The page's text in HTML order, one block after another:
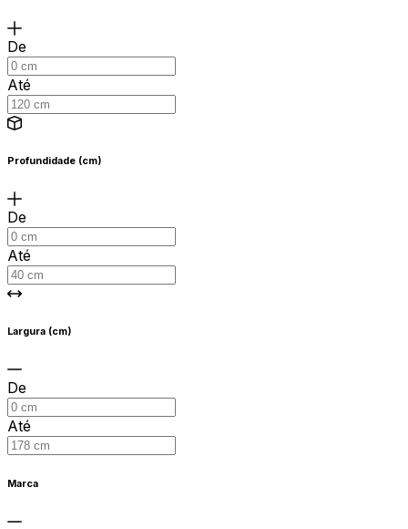
De
Até
Profundidade (cm)
De
Até
Largura (cm)
De
Até
Marca